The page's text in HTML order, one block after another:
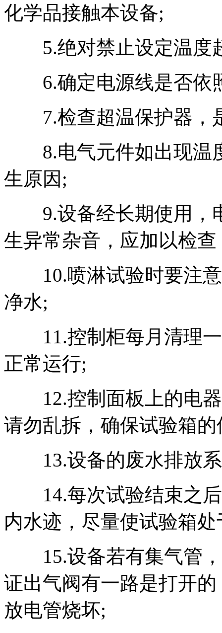
化学品接触本设备;
5.绝对禁止设定温度
6.确定电源线是否依
7.检查超温保护器，
8.电气元件如出现温
生原因;
9.设备经长期使用，
生异常杂音，应加以检
10.喷淋试验时要注意
净水;
11.控制柜每月清理一
正常运行;
12.控制面板上的电器
请勿乱拆，确保试验箱
13.设备的废水排放系
14.每次试验结束之后
内水迹，尽量使试验箱
15.设备若有集气管，
证出气阀有一路是打开
放电管烧坏;